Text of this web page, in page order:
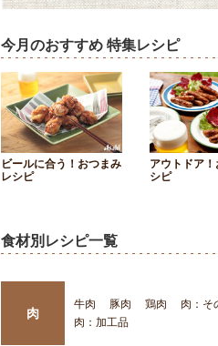
今月のおすすめ 特集レシピ
ビールに合う！おつまみ
レシピ
アウトドア
シピ
食材別レシピ一覧
肉
牛肉 豚肉 鶏肉
肉：そ
肉：加工品